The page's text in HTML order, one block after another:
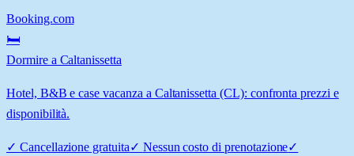
Booking.com
🛏️
Dormire a Caltanissetta
Hotel, B&B e case vacanza a Caltanissetta (CL): confronta prezzi e
disponibilità.
✓ Cancellazione gratuita✓ Nessun costo di prenotazione✓